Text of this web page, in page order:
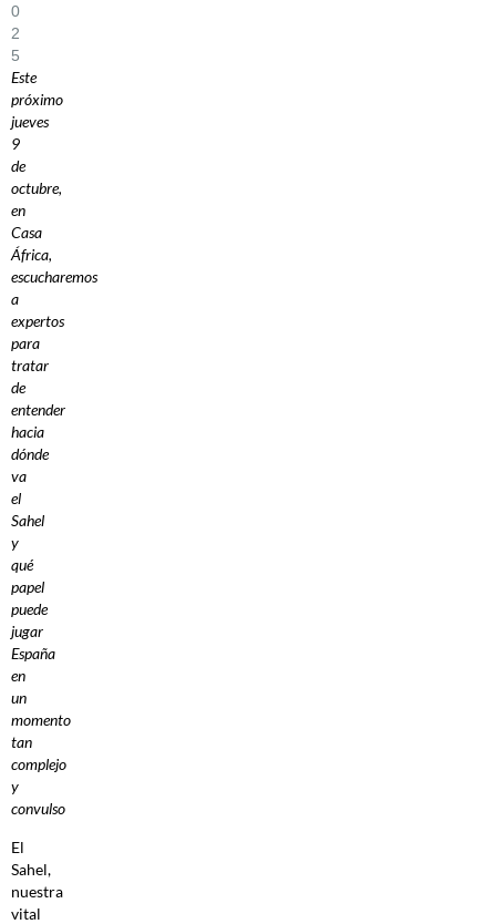
0
2
5
Este
próximo
jueves
9
de
octubre,
en
Casa
África,
escucharemos
a
expertos
para
tratar
de
entender
hacia
dónde
va
el
Sahel
y
qué
papel
puede
jugar
España
en
un
momento
tan
complejo
y
convulso
El
Sahel,
nuestra
vital